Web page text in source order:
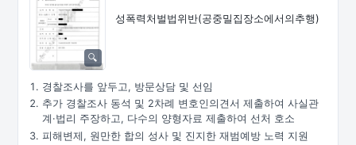
성폭력처벌법위반(공중밀집장소에서의추행)
경찰조사를 앞두고, 방문상담 및 선임
추가 경찰조사 동석 및 2차례 변호인의견서 제출하여 사실관
계·법리 주장하고, 다수의 양형자료 제출하여 선처 호소
피해변제, 원만한 합의 성사 및 진지한 재범예방 노력 지원